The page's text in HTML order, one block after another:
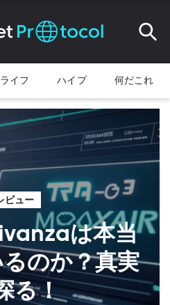
ライフ ハイプ 何だこれ
ビュー
は本当
のか？真実
る！